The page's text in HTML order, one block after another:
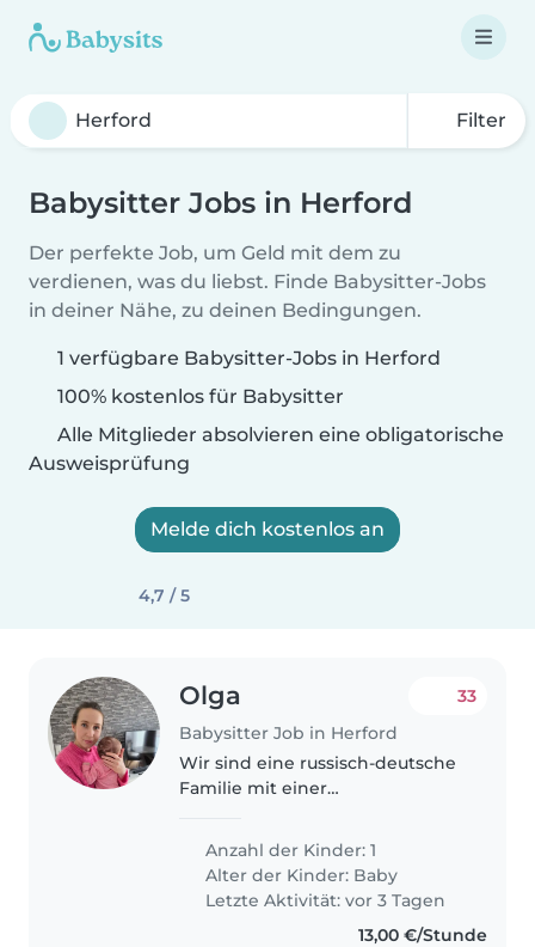
Filter
Babysitter Jobs in Herford
Der perfekte Job, um Geld mit dem zu
verdienen, was du liebst. Finde Babysitter-Jobs
in deiner Nähe, zu deinen Bedingungen.
1 verfügbare Babysitter-Jobs in Herford
100% kostenlos für Babysitter
Alle Mitglieder absolvieren eine obligatorische
Ausweisprüfung
Melde dich kostenlos an
4,7 / 5
Olga
Babysitter Job in Herford
33
Wir sind eine russisch-deutsche
Familie mit einer
und freundlichen 8 Monate alten
Tochter. Wir suchen eine
zuverlässige Babysitterin oder
andere Eltern,..
Anzahl der Kinder: 1
Alter der Kinder: Baby
Letzte Aktivität: vor 3 Tagen
13,00 €/Stunde